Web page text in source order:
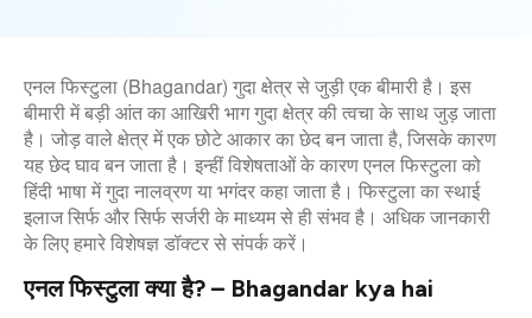
एनल फिस्टुला (Bhagandar) गुदा क्षेत्र से जुड़ी एक बीमारी है। इस
बीमारी में बड़ी आंत का आखिरी भाग गुदा क्षेत्र की त्वचा के साथ जुड़ जाता
है। जोड़ वाले क्षेत्र में एक छोटे आकार का छेद बन जाता है, जिसके कारण
यह छेद घाव बन जाता है। इन्हीं विशेषताओं के कारण एनल फिस्टुला को
हिंदी भाषा में गुदा नालव्रण या भगंदर कहा जाता है। फिस्टुला का स्थाई
इलाज सिर्फ और सिर्फ सर्जरी के माध्यम से ही संभव है। अधिक जानकारी
के लिए हमारे विशेषज्ञ डॉक्टर से संपर्क करें।
एनल फिस्टुला क्या है? – Bhagandar kya hai